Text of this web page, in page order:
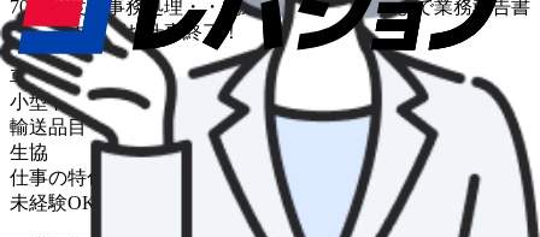
70件程度・事務処理・・配送は基本的に夕方まで業務報告書
を作成すればお仕事終了！
車種
小型トラック
輸送品目
生協
仕事の特色
未経験OK